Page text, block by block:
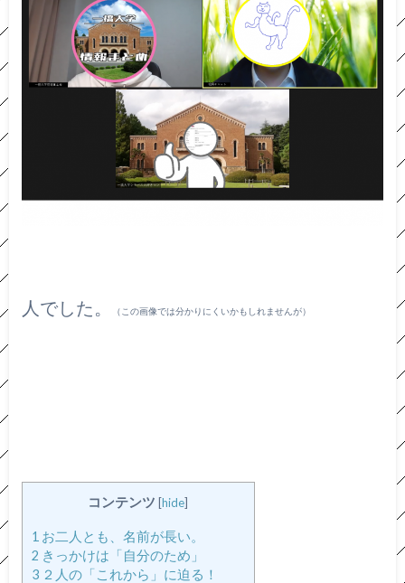
人でした。 （この画像では分かりにくいかもしれませんが）
コンテンツ [hide]
1 お二人とも、名前が長い。
2 きっかけは「自分のため」
3２人の「これから」に迫る！